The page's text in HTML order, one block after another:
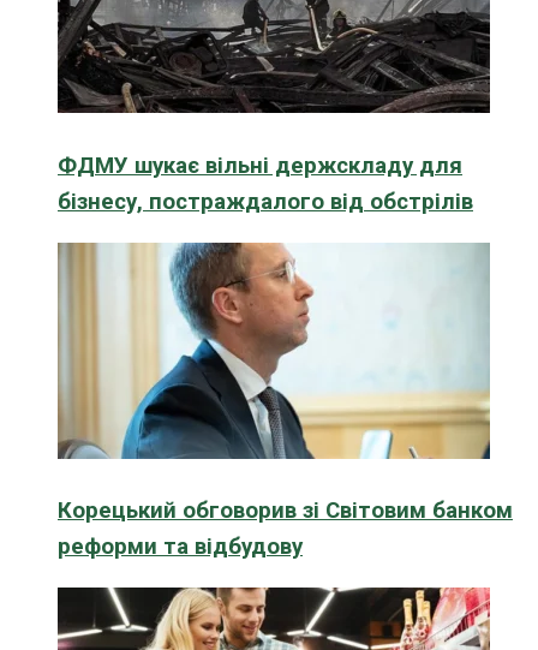
ФДМУ шукає вільні держскладу для
бізнесу, постраждалого від обстрілів
Корецький обговорив зі Світовим банком
реформи та відбудову